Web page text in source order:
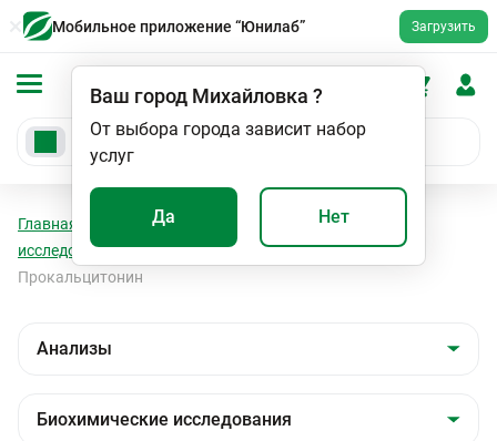
Мобильное приложение “Юнилаб” Загрузить
Ваш город Михайловка ?
От выбора города зависит набор
услуг
Да Нет
Главная Анализы
Биохимические
исследования
Белки острой фазы воспаления
Прокальцитонин